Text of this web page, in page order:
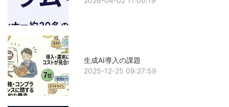
生成AI導入の課題
2025-12-25 09:27:59